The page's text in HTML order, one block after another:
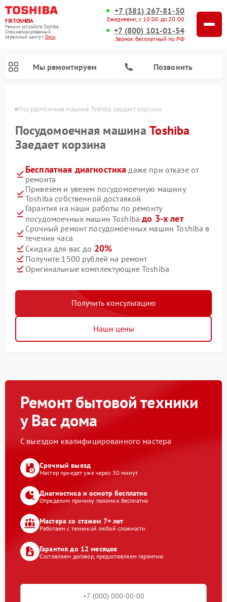
FIX-TOSHIBA
Ремонт устройств Toshiba
Специализированный
cервисный центр г.Омск
+7 (381) 267-81-50
Ежедневно, с 10:00 до 20:00
+7 (800) 101-01-54
Звонок бесплатный по РФ
Мы ремонтируем Позвонить
Посудомоечная машина Toshiba заедает корзина
Посудомоечная машинаToshiba
Заедает корзина
Бесплатная диагностика даже при отказе от
ремонта
Привезем и увезем посудомоечную машину
Toshiba собственной доставкой
Гарантия на наши работы по ремонту
посудомоечных машин Toshibaдо 3-х лет
Срочный ремонт посудомоечных машин Toshiba в
течении часа
Скидка для вас до 20%
Получите 1500 рублей на ремонт
Оригинальные комплектующие Toshiba
Получить консультацию
Наши цены
Ремонт бытовой техники
у Вас дома
С выездом квалифицированного мастера
Срочный выезд
Мастер приедет уже через 30 минут
Диагностика и осмотр бесплатно
Определим причину поломки бесплатно
Мастера со стажем 7+ лет
Работаем с техникой любой сложности
Гарантия до 12 месяцев
Составляем договор, предоставляем гарантию